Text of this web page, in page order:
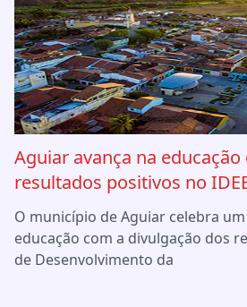
Aguiar avança na educação
resultados positivos no
O município de Aguiar celebra
educação com a divulgação dos
de Desenvolvimento da